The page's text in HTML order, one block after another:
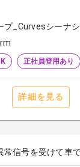
プ_Curvesシーナ
正社員登用あり
詳細を見る
信号を受けて車